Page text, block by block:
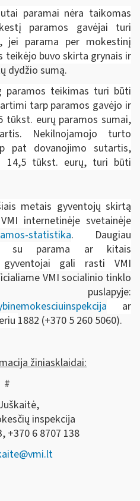
paramai nėra taikomas
paramos gavėjai turi
parama per mokestinį
teikėjo buvo skirta grynais ir
dydžio sumą.
teikimas turi būti
tarp paramos gavėjo ir
tūkst. eurų paramos sumai,
Nekilnojamojo turto
pat dovanojimo sutartis,
14,5 tūkst. eurų, turi būti
metais gyventojų skirtą
internetinėje svetainėje
statistika. Daugiau
su parama ar kitais
gyventojai gali rasti VMI
VMI socialinio tinklo
puslapyje:
ar
1882 (+370 5 260 5060).
žiniasklaidai:
#
inspekcija
+370 6 8707 138